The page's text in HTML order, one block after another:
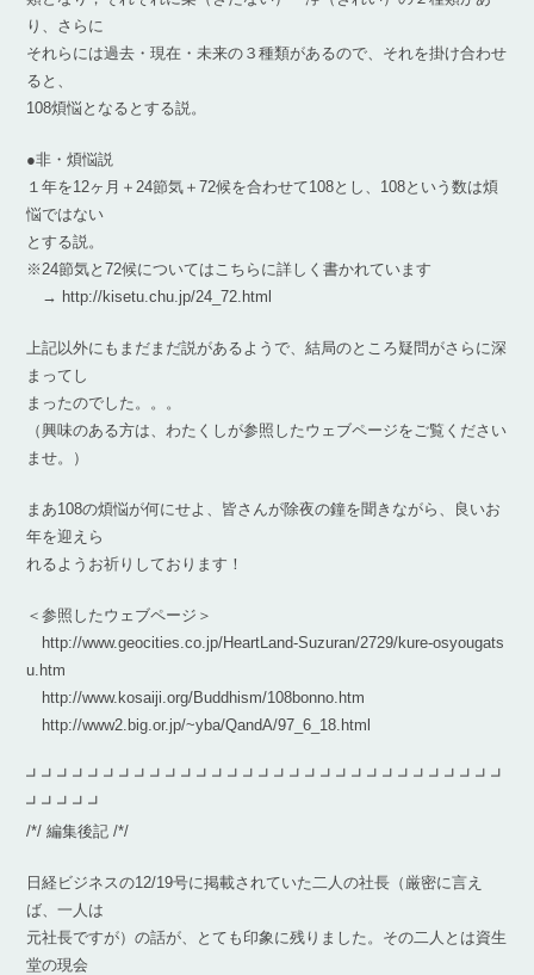
り、さらに
それらには過去・現在・未来の３種類があるので、それを掛け合わせ
ると、
108煩悩となるとする説。
●非・煩悩説
１年を12ヶ月＋24節気＋72候を合わせて108とし、108という数は煩
悩ではない
とする説。
※24節気と72候についてはこちらに詳しく書かれています
→ http://kisetu.chu.jp/24_72.html
上記以外にもまだまだ説があるようで、結局のところ疑問がさらに深
まってし
まったのでした。。。
（興味のある方は、わたくしが参照したウェブページをご覧ください
ませ。）
まあ108の煩悩が何にせよ、皆さんが除夜の鐘を聞きながら、良いお
年を迎えら
れるようお祈りしております！
＜参照したウェブページ＞
http://www.geocities.co.jp/HeartLand-Suzuran/2729/kure-osyougats
u.htm
http://www.kosaiji.org/Buddhism/108bonno.htm
http://www2.big.or.jp/~yba/QandA/97_6_18.html
┛┛┛┛┛┛┛┛┛┛┛┛┛┛┛┛┛┛┛┛┛┛┛┛┛┛┛┛┛┛┛
┛┛┛┛┛
/*/ 編集後記 /*/
日経ビジネスの12/19号に掲載されていた二人の社長（厳密に言え
ば、一人は
元社長ですが）の話が、とても印象に残りました。その二人とは資生
堂の現会